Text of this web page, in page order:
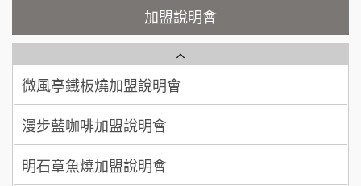
廖 先生/小姐 高雄市
加盟預算
【曉妍美妝】誠徵行政櫃檯
自助洗衣店誠徵代洗收送人員(台中市)
MUSHEN徵SPA美容芳療師
日十。早午食加盟說明會
加盟說明會
微風亭鐵板燒加盟說明會
漫步藍咖啡加盟說明會
明石章魚燒加盟說明會
出櫃加盟說明會